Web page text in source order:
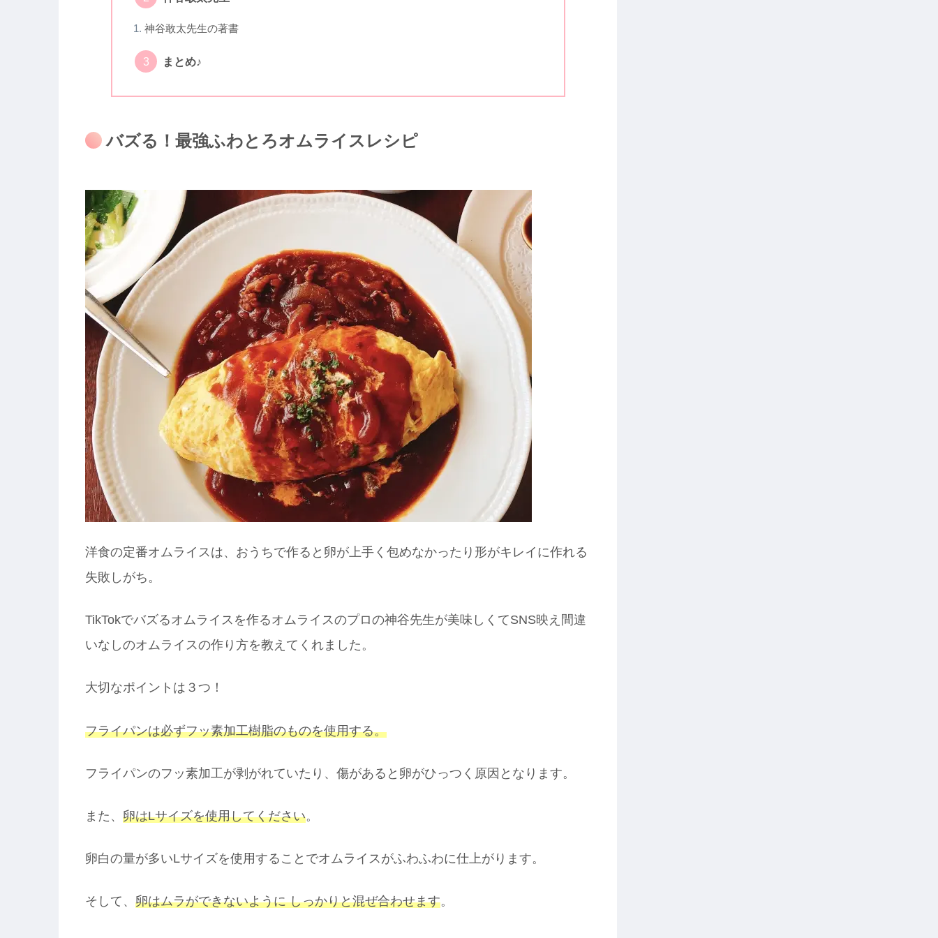
神谷敢太先生の著書
まとめ♪
バズる！最強ふわとろオムライスレシピ
洋食の定番オムライスは、おうちで作ると卵が上手く包めなかったり形がキレイに作れる
失敗しがち。
TikTokでバズるオムライスを作るオムライスのプロの神谷先生が美味しくてSNS映え間違
いなしのオムライスの作り方を教えてくれました。
大切なポイントは３つ！
フライパンは必ずフッ素加工樹脂のものを使用する。
フライパンのフッ素加工が剥がれていたり、傷があると卵がひっつく原因となります。
また、 卵はLサイズを使用してください。
卵白の量が多いLサイズを使用することでオムライスがふわふわに仕上がります。
そして、 卵はムラができないように しっかりと混ぜ合わせます。